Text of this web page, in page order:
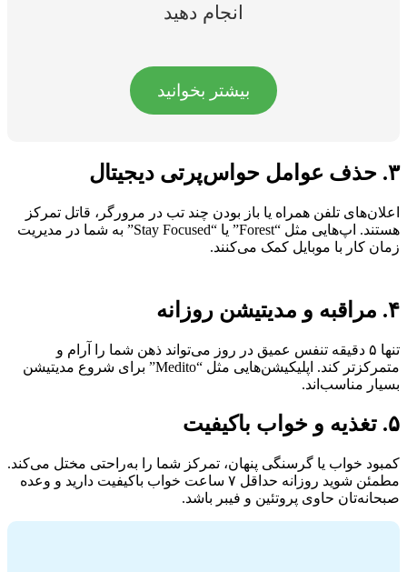
انجام دهید
بیشتر بخوانید
۳. حذف عوامل حواس‌پرتی دیجیتال
اعلان‌های تلفن همراه یا باز بودن چند تب در مرورگر، قاتل تمرکز
هستند. اپ‌هایی مثل “Forest” یا “Stay Focused” به شما در مدیریت
زمان کار با موبایل کمک می‌کنند.
۴. مراقبه و مدیتیشن روزانه
تنها ۵ دقیقه تنفس عمیق در روز می‌تواند ذهن شما را آرام و
متمرکزتر کند. اپلیکیشن‌هایی مثل “Medito” برای شروع مدیتیشن
بسیار مناسب‌اند.
۵. تغذیه و خواب باکیفیت
کمبود خواب یا گرسنگی پنهان، تمرکز شما را به‌راحتی مختل می‌کند.
مطمئن شوید روزانه حداقل ۷ ساعت خواب باکیفیت دارید و وعده
صبحانه‌تان حاوی پروتئین و فیبر باشد.